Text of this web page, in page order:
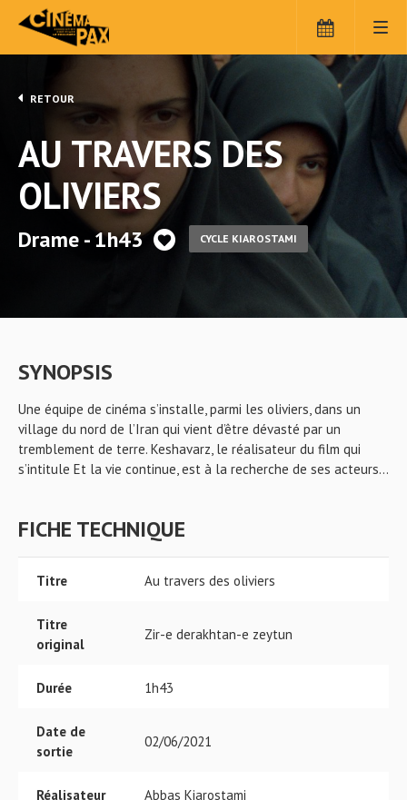
RETOUR
AU TRAVERS DES
OLIVIERS
Drame - 1h43 CYCLE KIAROSTAMI
SYNOPSIS
Une équipe de cinéma s’installe, parmi les oliviers, dans un
village du nord de l’Iran qui vient d’être dévasté par un
tremblement de terre. Keshavarz, le réalisateur du film qui
s’intitule Et la vie continue, est à la recherche de ses acteurs...
FICHE TECHNIQUE
Titre Au travers des oliviers
Titre
original
Zir-e derakhtan-e zeytun
Durée 1h43
Date de
sortie
02/06/2021
Réalisateur Abbas Kiarostami